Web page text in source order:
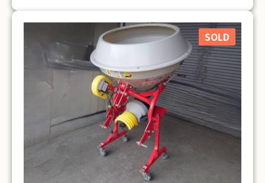
済みですが、実際の作業は行なっておりません ♪
中古品の為、サビ・傷・汚れがございます ♪詳細
は画像にてご確認下さい ♪当方の出品物は全て現
状のお渡しです。整備、清掃などは行っておりませ
ださい※ ※細部までの確認等しておりませんの
で 記載内容以外にて不具合等有る場合もございま
す。 トラブル防止のため、ご購入前に現物確認を
お勧めします。現物確認をせず購入された場合のク
レーム・返金・返品はお受けできません。ご容赦願
います。
SOLD